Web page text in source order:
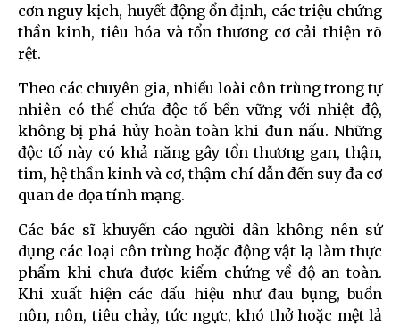
cơn nguy kịch, huyết động ổn định, các triệu chứng
thần kinh, tiêu hóa và tổn thương cơ cải thiện rõ
rệt.
Theo các chuyên gia, nhiều loài côn trùng trong tự
nhiên có thể chứa độc tố bền vững với nhiệt độ,
không bị phá hủy hoàn toàn khi đun nấu. Những
độc tố này có khả năng gây tổn thương gan, thận,
tim, hệ thần kinh và cơ, thậm chí dẫn đến suy đa cơ
quan đe dọa tính mạng.
Các bác sĩ khuyến cáo người dân không nên sử
dụng các loại côn trùng hoặc động vật lạ làm thực
phẩm khi chưa được kiểm chứng về độ an toàn.
Khi xuất hiện các dấu hiệu như đau bụng, buồn
nôn, nôn, tiêu chảy, tức ngực, khó thở hoặc mệt lả